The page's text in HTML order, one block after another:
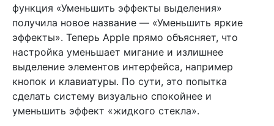
функция «Уменьшить эффекты выделения»
получила новое название — «Уменьшить яркие
эффекты». Теперь Apple прямо объясняет, что
настройка уменьшает мигание и излишнее
выделение элементов интерфейса, например
кнопок и клавиатуры. По сути, это попытка
сделать систему визуально спокойнее и
уменьшить эффект «жидкого стекла».